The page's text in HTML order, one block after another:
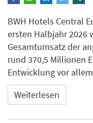
BWH Hotels Central
ersten Halbjahr 2026
Gesamtumsatz der
rund 370,5 Millionen
Entwicklung vor
Weiterlesen